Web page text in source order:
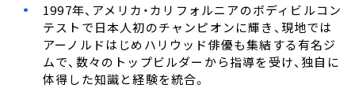
1997年、アメリカ・カリフォルニアのボディビルコン
テストで日本人初のチャンピオンに輝き、現地では
アーノルドはじめハリウッド俳優も集結する有名ジ
ムで、数々のトップビルダーから指導を受け、独自に
体得した知識と経験を統合。